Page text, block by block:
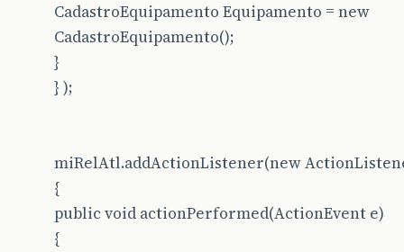
CadastroEquipamento Equipamento = new
CadastroEquipamento();
}
} );
miRelAtl.addActionListener(new
{
public void actionPerformed(ActionEvent e)
{